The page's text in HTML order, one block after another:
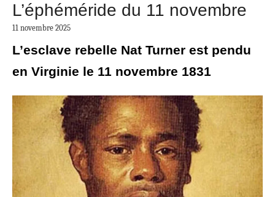
L’éphéméride du 11 novembre
11 novembre 2025
L’esclave rebelle Nat Turner est pendu
en Virginie le 11 novembre 1831